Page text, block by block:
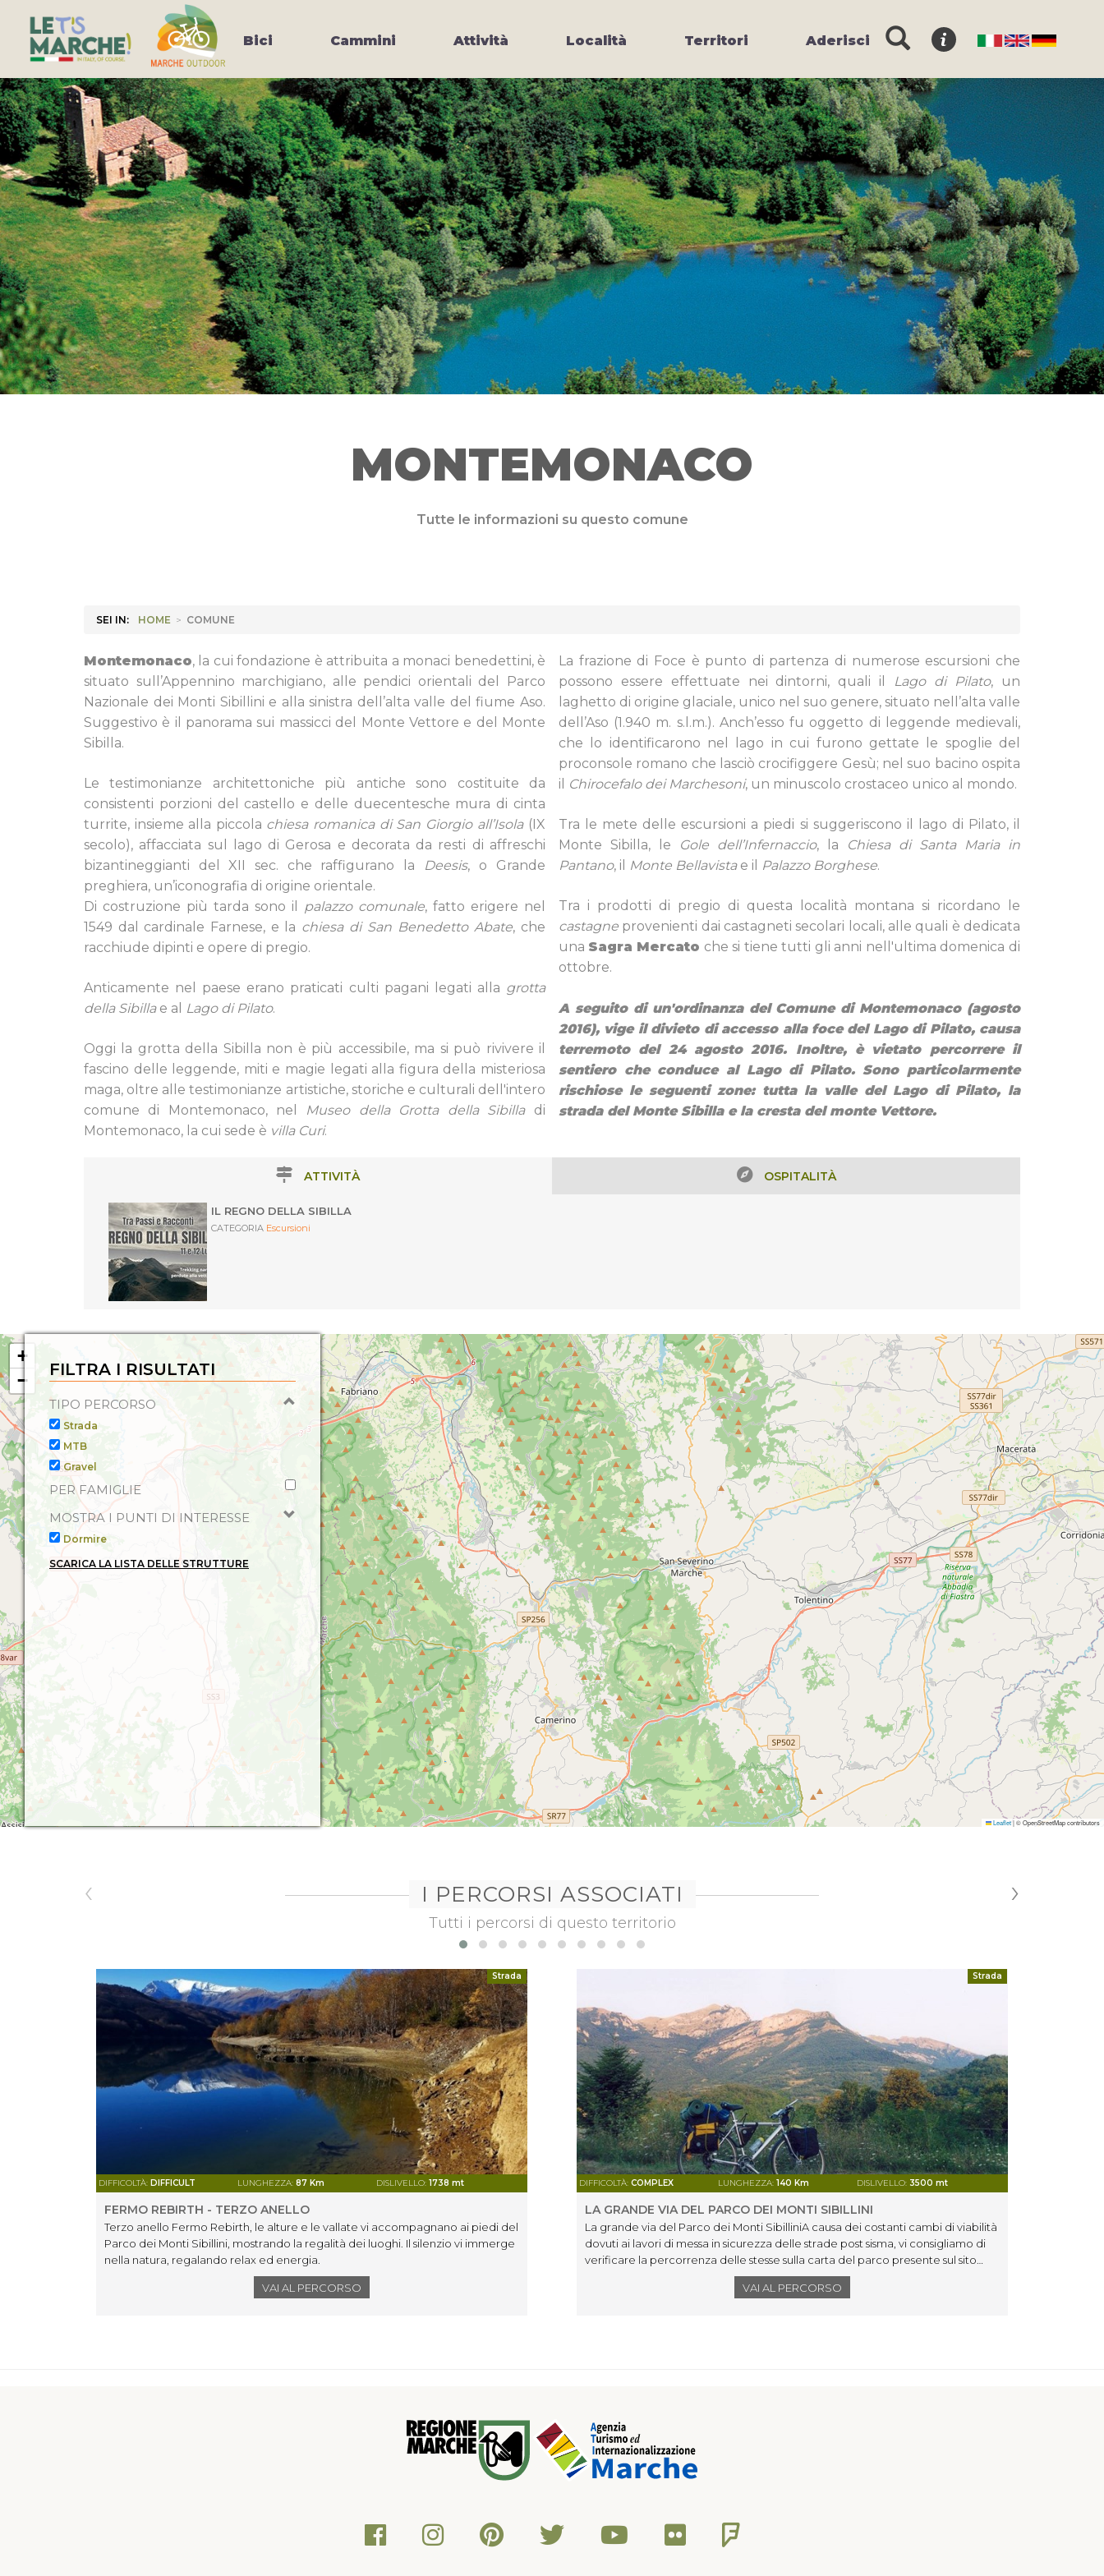
Bici Cammini Attività Località Territori Aderisci
MONTEMONACO
Tutte le informazioni su questo comune
SEI IN: HOME > COMUNE
Montemonaco, la cui fondazione è attribuita a monaci benedettini, è
situato sull’Appennino marchigiano, alle pendici orientali del Parco
Nazionale dei Monti Sibillini e alla sinistra dell’alta valle del fiume Aso.
Suggestivo è il panorama sui massicci del Monte Vettore e del Monte
Sibilla.
Le testimonianze architettoniche più antiche sono costituite da
consistenti porzioni del castello e delle duecentesche mura di cinta
turrite, insieme alla piccola chiesa romanica di San Giorgio all’Isola(IX
secolo), affacciata sul lago di Gerosa e decorata da resti di affreschi
bizantineggianti del XII sec. che raffigurano la Deesis, o Grande
preghiera, un’iconografia di origine orientale.
Di costruzione più tarda sono il palazzo comunale, fatto erigere nel
1549 dal cardinale Farnese, e la chiesa di San Benedetto Abate, che
racchiude dipinti e opere di pregio.
Anticamente nel paese erano praticati culti pagani legati alla grotta
della Sibillae al Lago di Pilato.
Oggi la grotta della Sibilla non è più accessibile, ma si può rivivere il
fascino delle leggende, miti e magie legati alla figura della misteriosa
maga, oltre alle testimonianze artistiche, storiche e culturali dell'intero
comune di Montemonaco, nel
Museo della Grotta della Sibilladi
Montemonaco, la cui sede è villa Curi.
La frazione di Foce è punto di partenza di numerose escursioni che
possono essere effettuate nei dintorni, quali il
Lago di Pilato, un
laghetto di origine glaciale, unico nel suo genere, situato nell’alta valle
dell’Aso (1.940 m. s.l.m.). Anch’esso fu oggetto di leggende medievali,
che lo identificarono nel lago in cui furono gettate le spoglie del
proconsole romano che lasciò crocifiggere Gesù; nel suo bacino ospita
il
Chirocefalo dei Marchesoni, un minuscolo crostaceo unico al mondo.
Tra le mete delle escursioni a piedi si suggeriscono il lago di Pilato, il
Monte Sibilla, le
Gole dell’Infernaccio, la
Chiesa di Santa Maria in
Pantano, il Monte Bellavistae il Palazzo Borghese.
Tra i prodotti di pregio di questa località montana si ricordano le
castagne provenienti dai castagneti secolari locali, alle quali è dedicata
una Sagra Mercato che si tiene tutti gli anni nell'ultima domenica di
ottobre.
A seguito di un'ordinanza del Comune di Montemonaco (agosto
2016), vige il divieto di accesso alla foce del Lago di Pilato, causa
terremoto del 24 agosto 2016. Inoltre, è vietato percorrere il
sentiero che conduce al Lago di Pilato. Sono particolarmente
rischiose le seguenti zone: tutta la valle del Lago di Pilato, la
strada del Monte Sibilla e la cresta del monte Vettore.
ATTIVITÀ OSPITALITÀ
IL REGNO DELLA SIBILLA
CATEGORIA Escursioni
+
−
Leaflet|© OpenStreetMap contributors
FILTRA I RISULTATI
TIPO PERCORSO
Strada
MTB
Gravel
PER FAMIGLIE
MOSTRA I PUNTI DI INTERESSE
Dormire
SCARICA LA LISTA DELLE STRUTTURE
I PERCORSI ASSOCIATI
Tutti i percorsi di questo territorio
Strada
DIFFICOLTÀ: DIFFICULT LUNGHEZZA:87 Km DISLIVELLO:1738 mt
FERMO REBIRTH - TERZO ANELLO
Terzo anello Fermo Rebirth, le alture e le vallate vi accompagnano ai piedi del
Parco dei Monti Sibillini, mostrando la regalità dei luoghi. Il silenzio vi immerge
nella natura, regalando relax ed energia.
VAI AL PERCORSO
Strada
DIFFICOLTÀ: COMPLEX LUNGHEZZA:140 Km DISLIVELLO: 3500 mt
LA GRANDE VIA DEL PARCO DEI MONTI SIBILLINI
La grande via del Parco dei Monti SibilliniA causa dei costanti cambi di viabilità
dovuti ai lavori di messa in sicurezza delle strade post sisma, vi consigliamo di
verificare la percorrenza delle stesse sulla carta del parco presente sul sito
VAI AL PERCORSO
‹ ›